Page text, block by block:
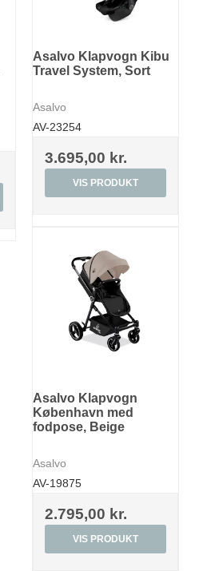
Asalvo Klapvogn Kibu
Travel System, Sort
Asalvo
AV-23254
3.695,00 kr.
VIS PRODUKT
Asalvo Klapvogn
København med
fodpose, Beige
Asalvo
AV-19875
2.795,00 kr.
VIS PRODUKT